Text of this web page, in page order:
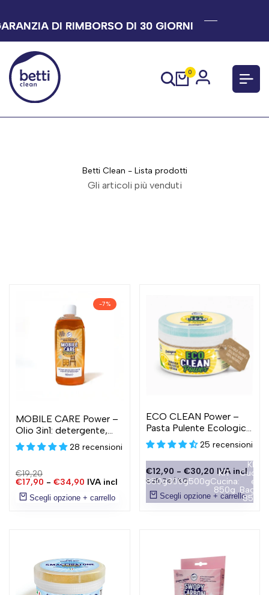
DI RIMBORSO DI 30 GIORNI
DI RIMBORSO DI 30 GIORNI
DI RIMBORSO DI 30 GIORNI
0
Betti Clean - Lista prodotti
Gli articoli più venduti
-7%
MOBILE CARE Power –
Olio 3in1: detergente,
nutriente e protettivo
per mobili
28 recensioni
Prezzo
normale
€19,20
Prezzo
scontato
€17,90 - €34,90 IVA incl
Scegli opzione + carrello
ECO CLEAN Power –
Pasta Pulente Ecologica
Multiuso
25 recensioni
Prezzo
scontato
€12,90 - €30,20 IVA incl
PREZZO
UNITARIO
€25,76 / PER
KG
850g300g500g
KIT
Cucina:
850g
KIT
Cucina
e
Bagno:
850g
Scegli opzione + carrello
contenuto